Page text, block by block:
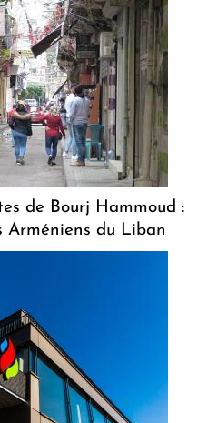
de Bourj Hammoud :
Arméniens du Liban